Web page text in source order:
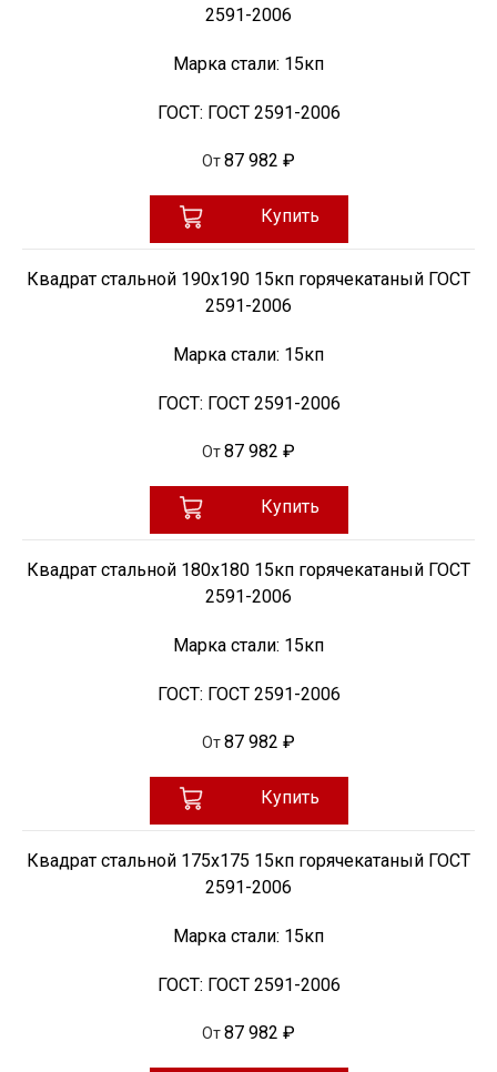
2591-2006
Марка стали: 15кп
ГОСТ: ГОСТ 2591-2006
От87 982 ₽
Купить
Квадрат стальной 190х190 15кп горячекатаный ГОСТ
2591-2006
Марка стали: 15кп
ГОСТ: ГОСТ 2591-2006
От87 982 ₽
Купить
Квадрат стальной 180х180 15кп горячекатаный ГОСТ
2591-2006
Марка стали: 15кп
ГОСТ: ГОСТ 2591-2006
От87 982 ₽
Купить
Квадрат стальной 175х175 15кп горячекатаный ГОСТ
2591-2006
Марка стали: 15кп
ГОСТ: ГОСТ 2591-2006
От87 982 ₽